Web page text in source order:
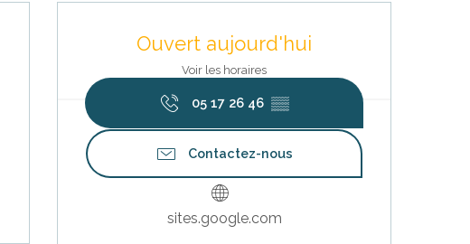
Ouvert aujourd'hui
Voir les horaires
05 17 26 46 ▒▒
Contactez-nous
sites.google.com